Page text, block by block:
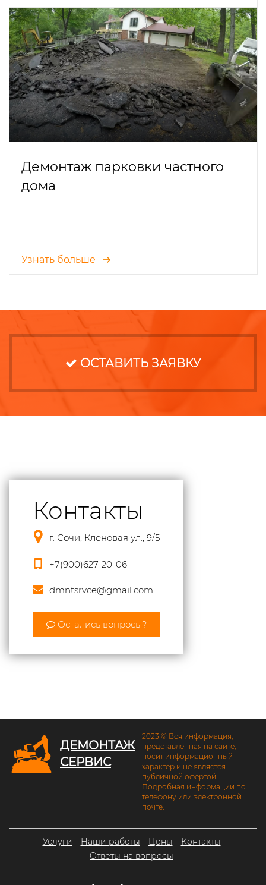
Демонтаж парковки частного
дома
Узнать больше
ОСТАВИТЬ ЗАЯВКУ
Контакты
г. Сочи, Кленовая ул., 9/5
+7(900)627-20-06
dmntsrvce@gmail.com
Остались вопросы?
ДЕМОНТАЖ
СЕРВИС
2023 © Вся информация,
представленная на сайте,
носит информационный
характер и не является
публичной офертой.
Подробная информации по
телефону или электронной
почте.
Услуги Наши работы Цены
Контакты
Ответы на вопросы